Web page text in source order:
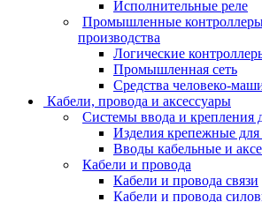
Исполнительные реле
Промышленные контроллеры
производства
Логические
Промышленная сеть
Средства человеко-
Кабели, провода и аксессуары
Системы ввода и крепления
Изделия крепежные для
Вводы кабельные и
Кабели и провода
Кабели и провода связи
Кабели и провода